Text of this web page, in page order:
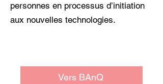
personnes en processus d’initiation
aux nouvelles technologies.
Vers BAnQ